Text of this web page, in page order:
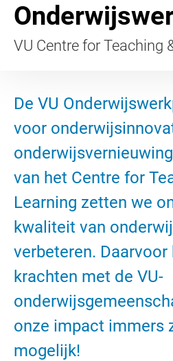
VU Centre for Teaching
De VU
voor
van het Centre for
Learning zetten we
kwaliteit van
verbeteren.
krachten met de VU-
onze impact immers
mogelijk!